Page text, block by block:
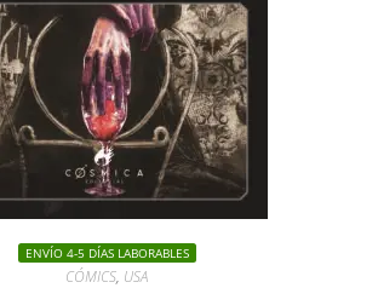
ENVÍO 4-5 DÍAS LABORABLES
CÓMICS, USA